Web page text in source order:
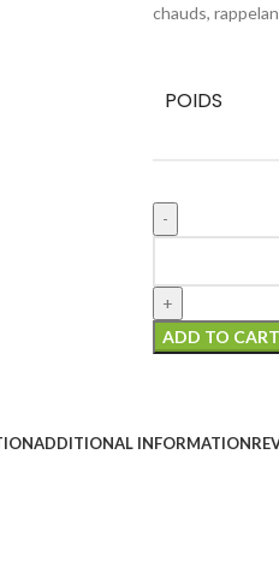
chauds,
POIDS
ADD TO CART
ADDITIONAL INFORMATION